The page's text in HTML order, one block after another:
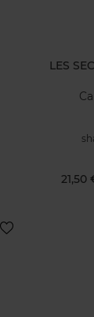
LES
21,50